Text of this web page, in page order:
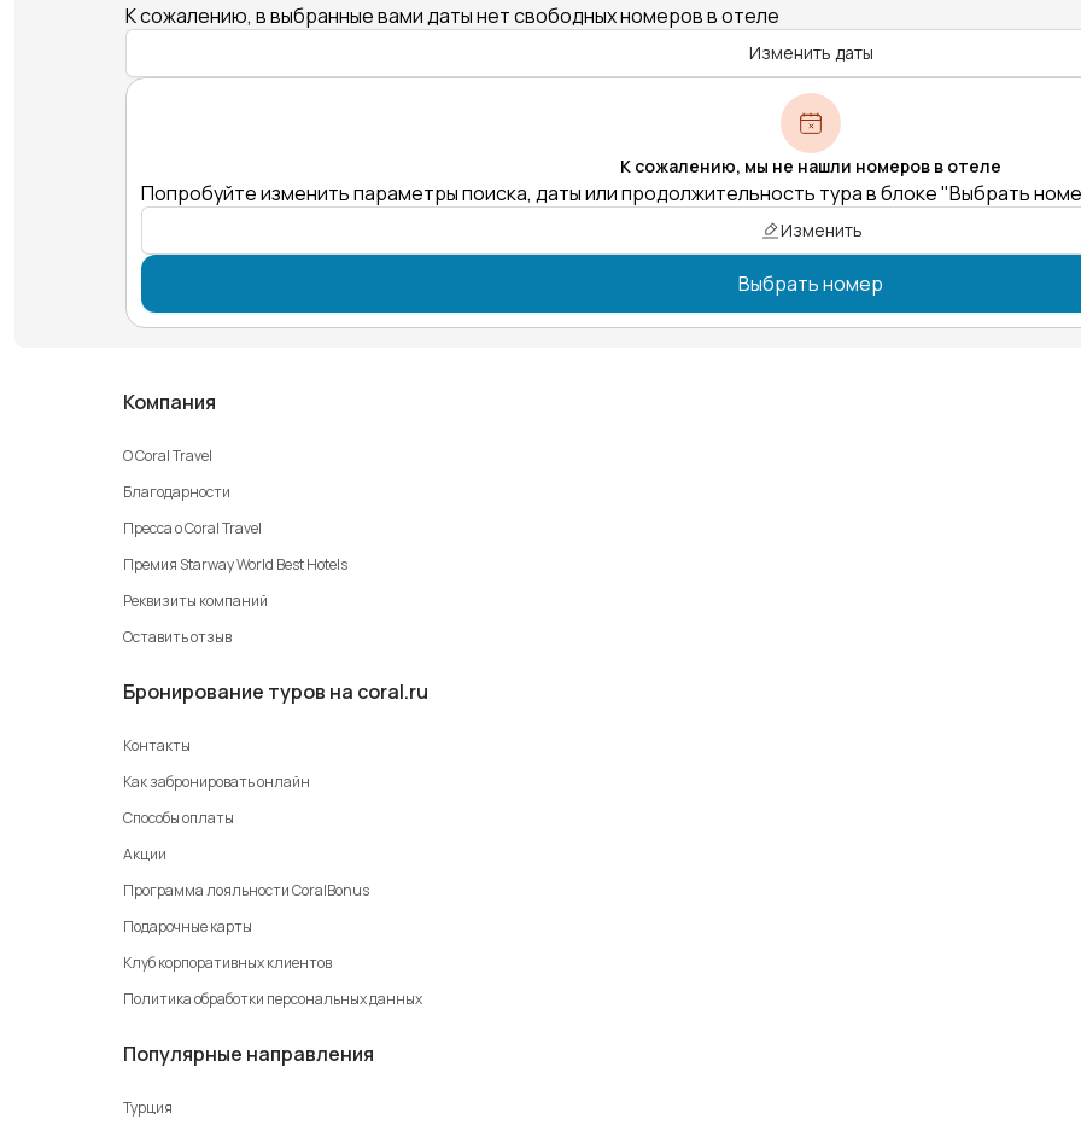
К сожалению, в выбранные вами даты нет свободных номеров в отеле
Изменить даты
К сожалению, мы не нашли номеров в отеле
Попробуйте изменить параметры поиска, даты или продолжительность тура в блоке "Выбрать
Изменить
Выбрать номер
Компания
О Coral Travel
Благодарности
Пресса о Coral Travel
Премия Starway World Best Hotels
Реквизиты компаний
Оставить отзыв
Бронирование туров на coral.ru
Контакты
Как забронировать онлайн
Способы оплаты
Акции
Программа лояльности CoralBonus
Подарочные карты
Клуб корпоративных клиентов
Политика обработки персональных данных
Популярные направления
Турция